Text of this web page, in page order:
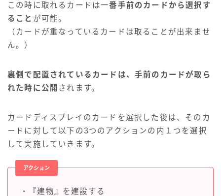
この時に取れるカードは一番手前のカードから選択す
ること が可能。
（カードが重なっているカードは取ることが出来ませ
ん。）
裏側で配置されているカードは、手前のカードが取ら
れた時に公開 されます。
カードディスプレイのカードを選択した後は、そのカ
ードに対して以下の3つのアクションの内１つを選択
して実施していきます。
アクション
・『建物』を建設する